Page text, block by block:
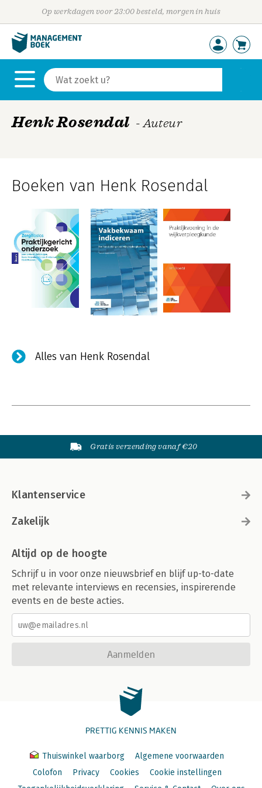
Op werkdagen voor 23:00 besteld, morgen in huis
Henk Rosendal - Auteur
Boeken van Henk Rosendal
Alles van Henk Rosendal
Gratis verzending vanaf €20
Klantenservice
Zakelijk
Altijd op de hoogte
Schrijf u in voor onze nieuwsbrief en blijf up-to-date
met relevante interviews en recensies, inspirerende
events en de beste acties.
Aanmelden
PRETTIG KENNIS MAKEN
Thuiswinkel waarborg
Algemene voorwaarden
Colofon
Privacy Cookies
Cookie instellingen